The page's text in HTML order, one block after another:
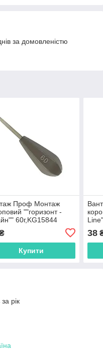
за домовленістю
Проф Монтаж
""горизонт -
60г,KG15844
Купити
38
рік